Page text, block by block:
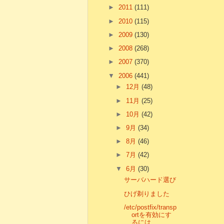
► 2011 (111)
► 2010 (115)
► 2009 (130)
► 2008 (268)
► 2007 (370)
▼ 2006 (441)
► 12月(48)
► 11月(25)
► 10月(42)
►9月(34)
►8月(46)
►7月(42)
▼6月(30)
サーバハード選び
ひげ剃りました
/etc/postfix/transp
ortを有効にす
るには